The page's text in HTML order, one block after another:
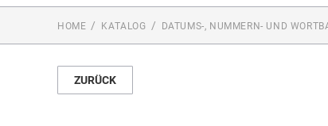
HOME KATALOG DATUMS-, NUMMERN- UND
ZURÜCK